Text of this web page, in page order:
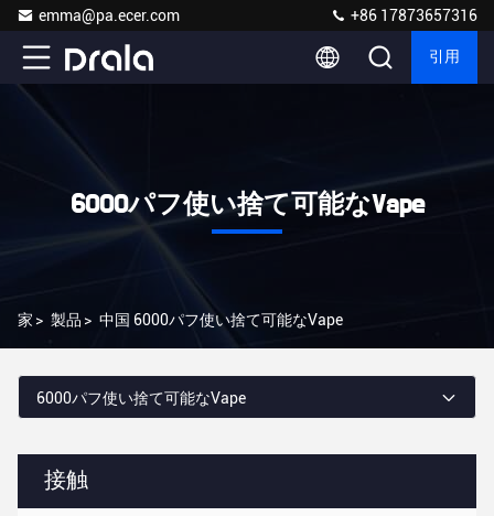
emma@pa.ecer.com +86 17873657316
引用
6000パフ使い捨て可能なVape
家 > 製品 > 中国 6000パフ使い捨て可能なVape
接触
6000パフ使い捨て可能なVape